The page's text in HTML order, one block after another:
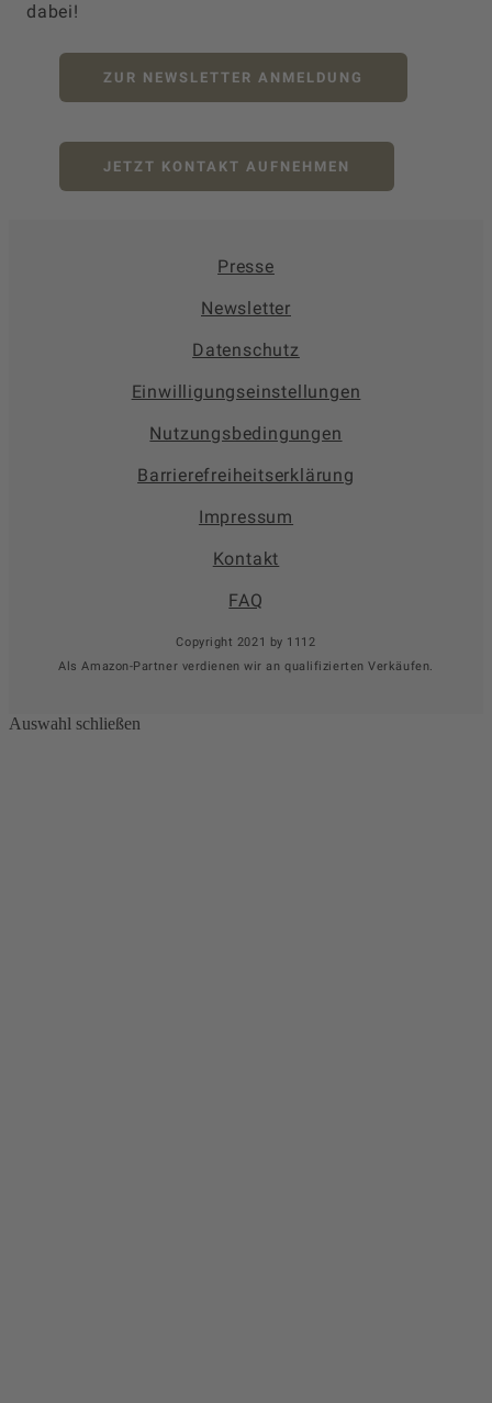
dabei!
ZUR NEWSLETTER ANMELDUNG
JETZT KONTAKT AUFNEHMEN
Presse
Newsletter
Datenschutz
Einwilligungseinstellungen
Nutzungsbedingungen
Barrierefreiheitserklärung
Impressum
Kontakt
FAQ
Copyright 2021 by 1112
Als Amazon-Partner verdienen wir an qualifizierten Verkäufen.
Auswahl schließen